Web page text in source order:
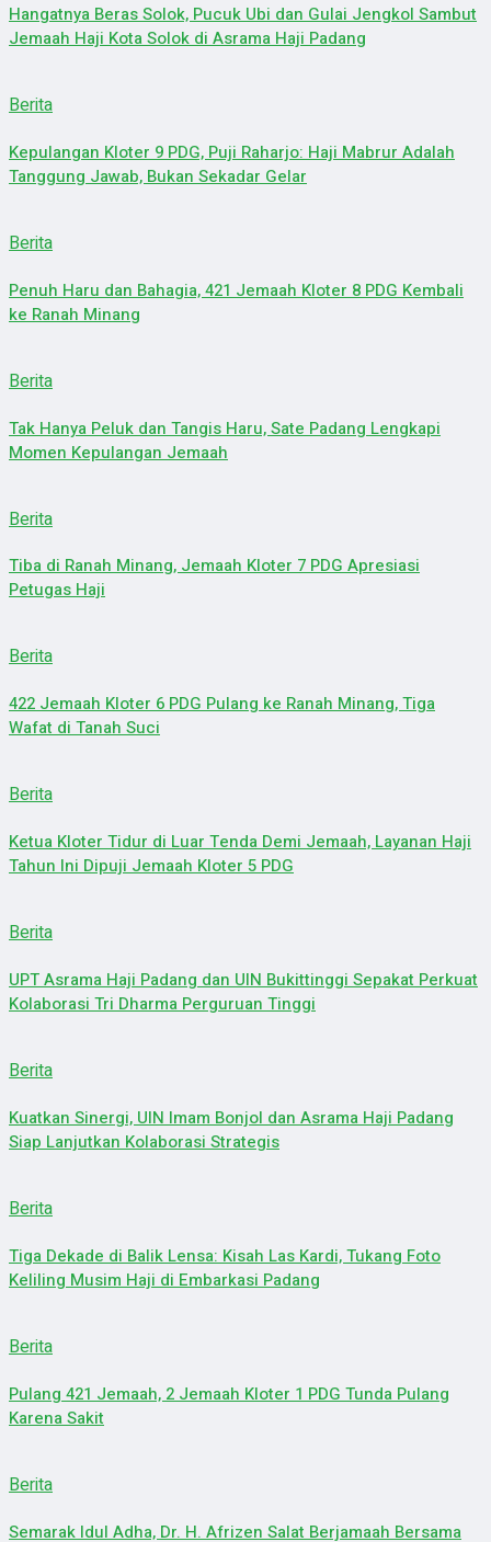
Hangatnya Beras Solok, Pucuk Ubi dan Gulai Jengkol Sambut
Jemaah Haji Kota Solok di Asrama Haji Padang
Berita
Kepulangan Kloter 9 PDG, Puji Raharjo: Haji Mabrur Adalah
Tanggung Jawab, Bukan Sekadar Gelar
Berita
Penuh Haru dan Bahagia, 421 Jemaah Kloter 8 PDG Kembali
ke Ranah Minang
Berita
Tak Hanya Peluk dan Tangis Haru, Sate Padang Lengkapi
Momen Kepulangan Jemaah
Berita
Tiba di Ranah Minang, Jemaah Kloter 7 PDG Apresiasi
Petugas Haji
Berita
422 Jemaah Kloter 6 PDG Pulang ke Ranah Minang, Tiga
Wafat di Tanah Suci
Berita
Ketua Kloter Tidur di Luar Tenda Demi Jemaah, Layanan Haji
Tahun Ini Dipuji Jemaah Kloter 5 PDG
Berita
UPT Asrama Haji Padang dan UIN Bukittinggi Sepakat Perkuat
Kolaborasi Tri Dharma Perguruan Tinggi
Berita
Kuatkan Sinergi, UIN Imam Bonjol dan Asrama Haji Padang
Siap Lanjutkan Kolaborasi Strategis
Berita
Tiga Dekade di Balik Lensa: Kisah Las Kardi, Tukang Foto
Keliling Musim Haji di Embarkasi Padang
Berita
Pulang 421 Jemaah, 2 Jemaah Kloter 1 PDG Tunda Pulang
Karena Sakit
Berita
Semarak Idul Adha, Dr. H. Afrizen Salat Berjamaah Bersama